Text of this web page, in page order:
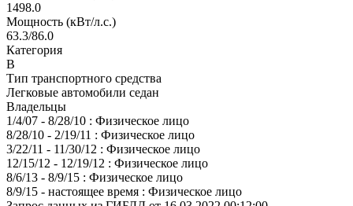
1498.0
Мощность (кВт/л.с.)
63.3/86.0
Категория
В
Тип транспортного средства
Легковые автомобили седан
Владельцы
1/4/07 - 8/28/10 : Физическое лицо
8/28/10 - 2/19/11 : Физическое лицо
3/22/11 - 11/30/12 : Физическое лицо
12/15/12 - 12/19/12 : Физическое лицо
8/6/13 - 8/9/15 : Физическое лицо
8/9/15 - настоящее время : Физическое лицо